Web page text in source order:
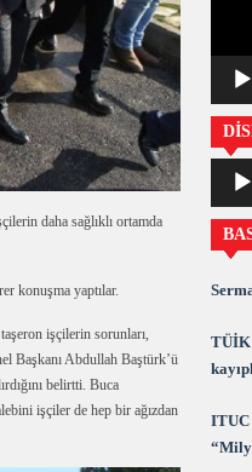
daha sağlıklı ortamda
konuşma yaptılar.
işçilerin sorunları,
Başkanı Abdullah Baştürk’ü
belirtti. Buca
işçiler de hep bir ağızdan
oynatıcı
TÜİK
ITUC